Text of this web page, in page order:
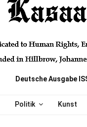
Deutsche Ausgabe
Politik Kunst